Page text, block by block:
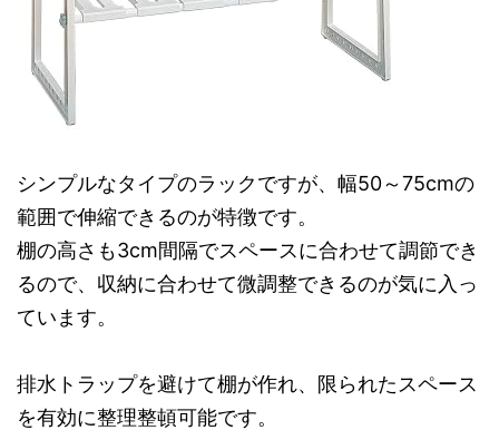
シンプルなタイプのラックですが、幅50～75cmの
範囲で伸縮できるのが特徴です。
棚の高さも3cm間隔でスペースに合わせて調節でき
るので、収納に合わせて微調整できるのが気に入っ
ています。
排水トラップを避けて棚が作れ、限られたスペース
を有効に整理整頓可能です。